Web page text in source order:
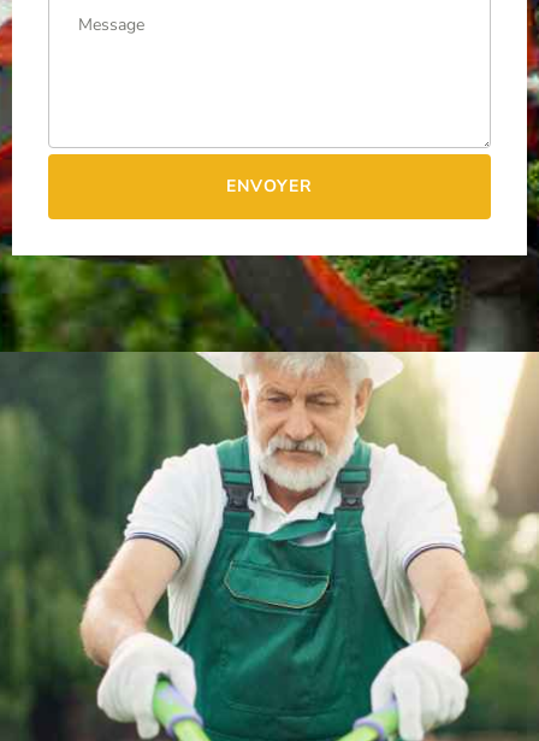
ENVOYER